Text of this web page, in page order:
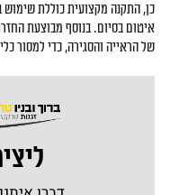
כן, התקנה מקצועית כוללת
איטום בסיום. בנוסף מבוצעת
של הראייה והסגירה, כדי למסור